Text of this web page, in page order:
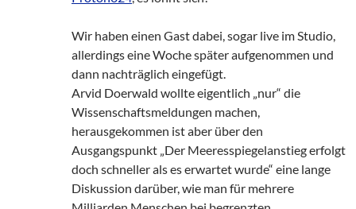
Wir haben einen Gast dabei, sogar live im Studio,
allerdings eine Woche später aufgenommen und
dann nachträglich eingefügt.
Arvid Doerwald wollte eigentlich „nur“ die
Wissenschaftsmeldungen machen,
herausgekommen ist aber über den
Ausgangspunkt „Der Meeresspiegelanstieg erfolgt
doch schneller als es erwartet wurde“ eine lange
Diskussion darüber, wie man für mehrere